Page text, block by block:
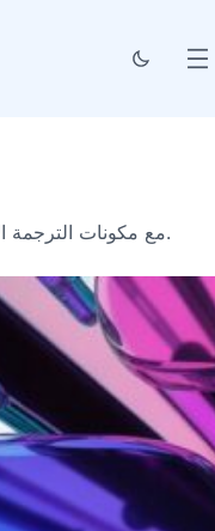
شاهد كيفية مقارنة FluentC مع مكونات الترجمة الأخرى.